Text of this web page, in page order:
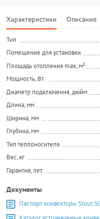
Характеристики Описание
Тип
Помещение для установки
Площадь отопления max, м²
Мощность, Вт
Диаметр подключения, дюйм
Длина, мм
Ширина, мм
Глубина, мм
Тип теплоносителя
Вес, кг
Гарантия, лет
Документы
Паспорт конвекторы Stout